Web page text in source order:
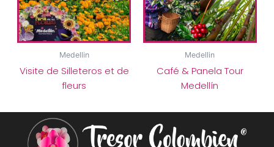
Medellin
Visite de Silleteros et de
fleurs
Medellin
Café & Panela Tour
Medellín